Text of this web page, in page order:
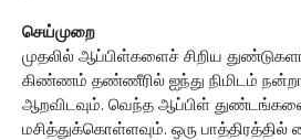
செய்முறை
முதலில் ஆப்பிள்களைச் சிறிய
கிண்ணம் தண்ணீரில் ஐந்து நிமிடம்
ஆறவிடவும். வெந்த ஆப்பிள்
மசித்துக்கொள்ளவும். ஒரு